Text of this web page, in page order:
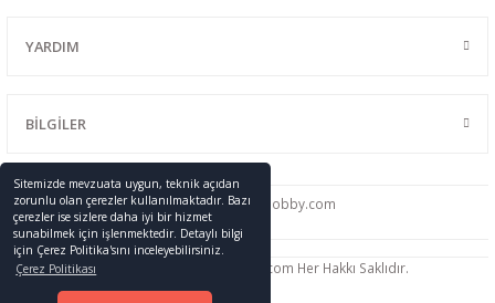
Sitemizde mevzuata uygun, teknik açıdan
zorunlu olan çerezler kullanılmaktadır. Bazı
çerezler ise sizlere daha iyi bir hizmet
sunabilmek için işlenmektedir. Detaylı bilgi
için Çerez Politika'sını inceleyebilirsiniz.
Çerez Politikası
YARDIM
BİLGİLER
0216 428 46 91 info@promodelhobby.com
Telif Hakkı © 2005-2023 promodelhobby.com Her Hakkı Saklıdır.